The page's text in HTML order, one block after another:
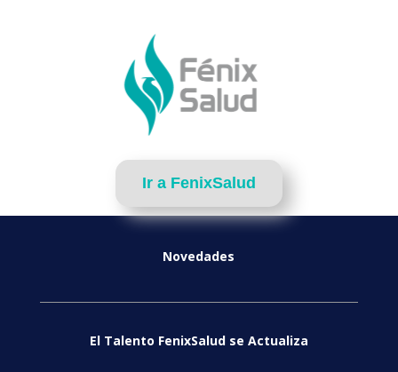
Ir a FenixSalud
Novedades
El Talento FenixSalud se Actualiza